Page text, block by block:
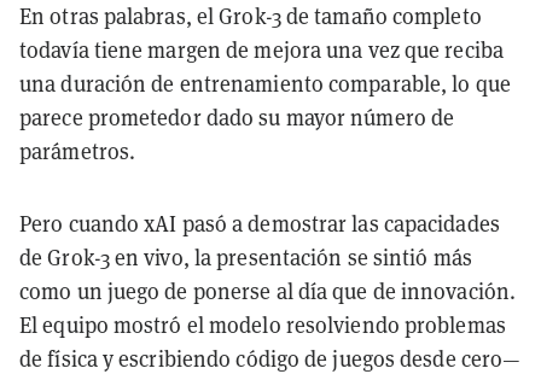
En otras palabras, el Grok-3 de tamaño completo
todavía tiene margen de mejora una vez que reciba
una duración de entrenamiento comparable, lo que
parece prometedor dado su mayor número de
parámetros.
Pero cuando xAI pasó a demostrar las capacidades
de Grok-3 en vivo, la presentación se sintió más
como un juego de ponerse al día que de innovación.
El equipo mostró el modelo resolviendo problemas
de física y escribiendo código de juegos desde cero—